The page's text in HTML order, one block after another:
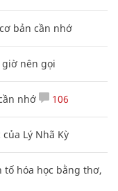
bản cần nhớ
giờ nên gọi
nhớ 106
Lý Nhã Kỳ
tố hóa học bằng thơ,